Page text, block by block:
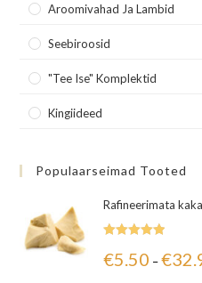
Aroomivahad Ja Lambid
Seebiroosid
"Tee Ise" Komplektid
Kingiideed
Populaarseimad Tooted
Rafineerimata
5.00 / 5
€5.50 – €